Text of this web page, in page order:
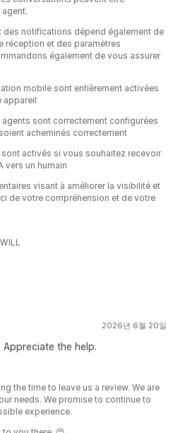
des notifications dépend également de
réception et des paramètres
également de vous assurer
mobile sont entièrement activées
appareil
sont correctement configurées
acheminés correctement
activés si vous souhaitez recevoir
vers un humain
visant à améliorer la visibilité et
de votre compréhension et de votre
2026년 6월 20일
the help.
the time to leave us a review. We are
needs. We promise to continue to
experience.